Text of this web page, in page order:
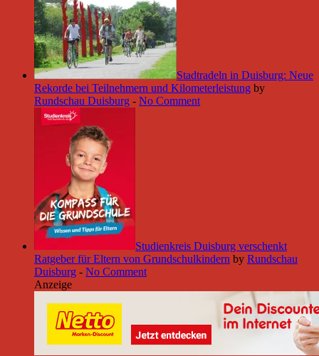
Stadtradeln in Duisburg: Neue
Rekorde bei Teilnehmern und Kilometerleistung by
Rundschau Duisburg - No Comment
Studienkreis Duisburg verschenkt
Ratgeber für Eltern von Grundschulkindern by Rundschau
Duisburg - No Comment
Anzeige